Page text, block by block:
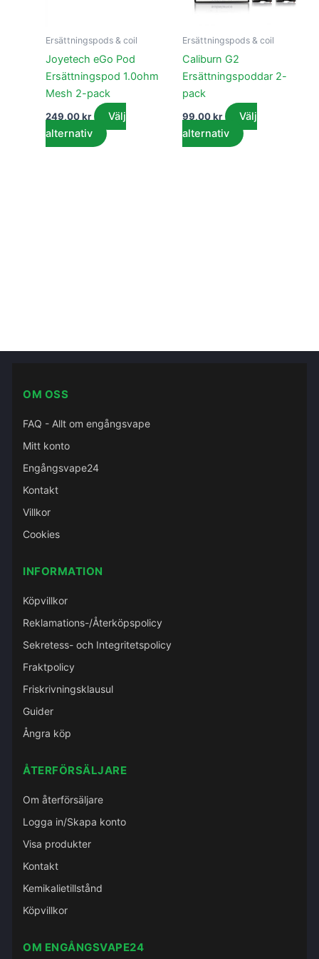
Ersättningspods & coil
Joyetech eGo Pod
Ersättningspod 1.0ohm
Mesh 2-pack
249,00kr
Välj
alternativ
kan
väljas
på
produktsidan
Ersättningspods & coil
Caliburn G2
Ersättningspoddar 2-
pack
99,00kr
Välj
alternativ
väljas
på
produktsidan
OM OSS
FAQ - Allt om engångsvape
Mitt konto
Engångsvape24
Kontakt
Villkor
Cookies
INFORMATION
Köpvillkor
Reklamations-/Återköpspolicy
Sekretess- och Integritetspolicy
Fraktpolicy
Friskrivningsklausul
Guider
Ångra köp
ÅTERFÖRSÄLJARE
Om återförsäljare
Logga in/Skapa konto
Visa produkter
Kontakt
Kemikalietillstånd
Köpvillkor
OM ENGÅNGSVAPE24